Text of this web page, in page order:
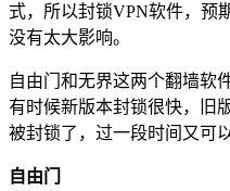
式，所以封锁VPN软件，预
没有太大影响。
自由门和无界这两个翻墙软
有时候新版本封锁很快，旧
被封锁了，过一段时间又可
自由门